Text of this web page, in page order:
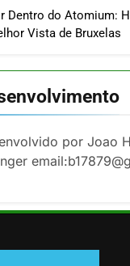
Dentro do Atomium:
Vista de Bruxelas
por Joao